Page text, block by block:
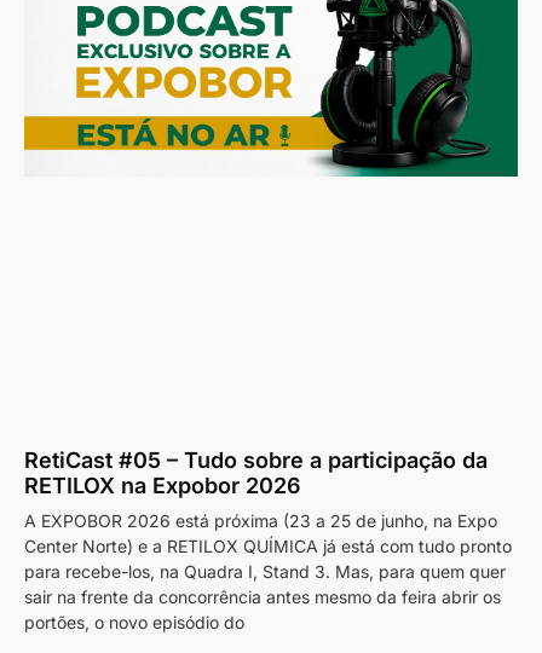
RetiCast #05 – Tudo sobre a participação da
RETILOX na Expobor 2026
A EXPOBOR 2026 está próxima (23 a 25 de junho, na Expo
Center Norte) e a RETILOX QUÍMICA já está com tudo pronto
para recebe-los, na Quadra I, Stand 3. Mas, para quem quer
sair na frente da concorrência antes mesmo da feira abrir os
portões, o novo episódio do